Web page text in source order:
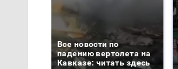
Все новости по
падению вертолета на
Кавказе: читать здесь